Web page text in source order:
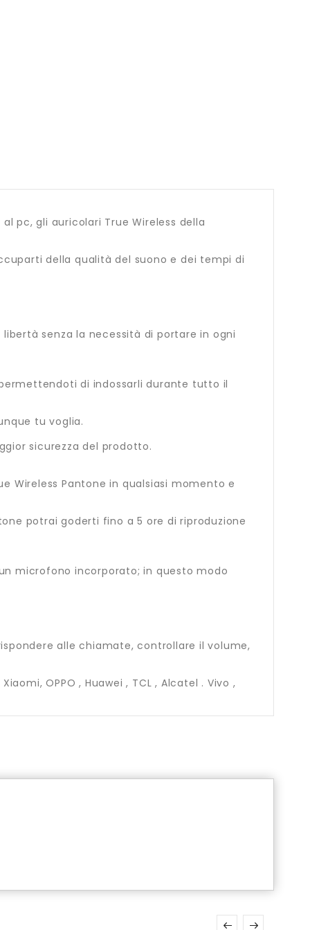
pc, gli auricolari True Wireless della
della qualità del suono e dei tempi di
senza la necessità di portare in ogni
di indossarli durante tutto il
tu voglia.
sicurezza del prodotto.
Wireless Pantone in qualsiasi momento e
potrai goderti fino a 5 ore di riproduzione
microfono incorporato; in questo modo
alle chiamate, controllare il volume,
OPPO , Huawei , TCL , Alcatel . Vivo ,